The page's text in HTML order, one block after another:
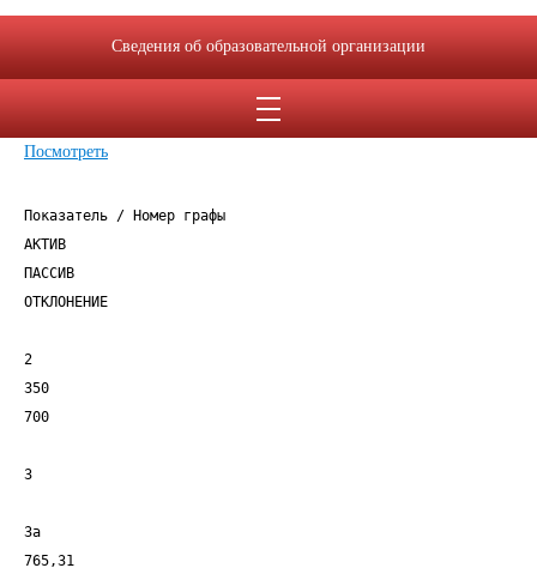
(0503730) на 01.01.2022г
Посмотреть
Показатель / Номер графы
АКТИВ
ПАССИВ
ОТКЛОНЕНИЕ
2
350
700
3
3а
765,31
Сведения об образовательной организации